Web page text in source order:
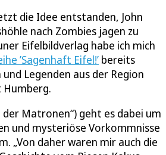
die Idee entstanden, John
nach Zombies jagen zu
Eifelbildverlag habe ich mich
’Sagenhaft Eifel!’ bereits
Legenden aus der Region
der Matronen“) geht es dabei um
und mysteriöse Vorkommnisse
„Von daher waren mir auch die